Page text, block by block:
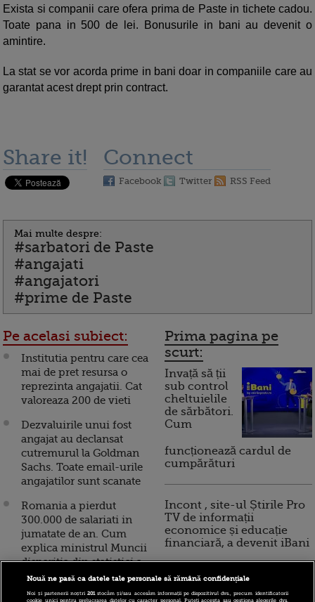
Exista si companii care ofera prima de Paste in tichete cadou.
Toate pana in 500 de lei. Bonusurile in bani au devenit o
amintire.
La stat se vor acorda prime in bani doar in companiile care au
garantat acest drept prin contract.
Share it! Connect
Facebook Twitter RSS Feed
Mai multe despre:
#sarbatori de Paste
#angajati
#angajatori
#prime de Paste
Pe acelasi subiect:
Institutia pentru care cea
mai de pret resursa o
reprezinta angajatii. Cat
valoreaza 200 de vieti
Dezvaluirile unui fost
angajat au declansat
cutremurul la Goldman
Sachs. Toate email-urile
angajatilor sunt scanate
Romania a pierdut
300.000 de salariati in
jumatate de an. Cum
explica ministrul Muncii
disparitia din statistici a
angajatilor
Prima pagina pe
scurt:
Invață să ții
sub control
cheltuielile
de sărbători.
Cum
funcționează cardul de
cumpărături
Incont , site-ul Știrile Pro
TV de informații
economice și educație
financiară, a devenit iBani
10 reguli pentru decizii
financiare inteligente
Nouă ne pasă ca datele tale personale să rămână confidențiale
Noi și partenerii noștri201stocăm și/sau accesăm informații pe dispozitivul dvs., precum identificatorii
cookie unici pentru prelucrarea datelor cu caracter personal. Puteți accepta sau gestiona alegerile dvs.